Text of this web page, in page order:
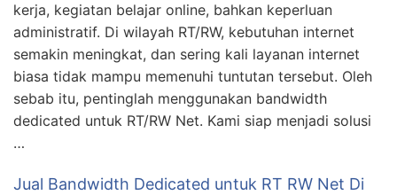
kerja, kegiatan belajar online, bahkan keperluan
administratif. Di wilayah RT/RW, kebutuhan internet
semakin meningkat, dan sering kali layanan internet
biasa tidak mampu memenuhi tuntutan tersebut. Oleh
sebab itu, pentinglah menggunakan bandwidth
dedicated untuk RT/RW Net. Kami siap menjadi solusi
…
Jual Bandwidth Dedicated untuk RT RW Net Di